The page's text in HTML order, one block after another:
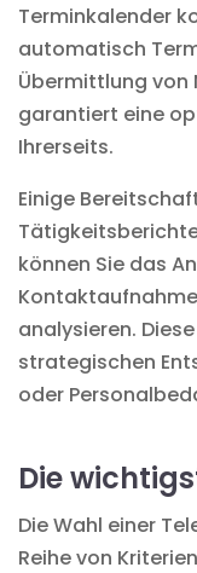
Terminkalender
automatisch
Übermittlung von
garantiert eine
Ihrerseits.
Einige
können Sie das
analysieren.
strategischen
oder
Die
Die Wahl einer
Reihe von